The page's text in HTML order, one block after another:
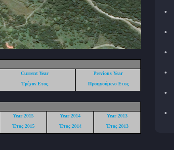
Current Year
Τρέχον Ετος
Previous Year
Προηγούμενο Ετος
Year 2015
Έτος 2015
Year 2014
Έτος 2014
Year 2013
Έτος 2013